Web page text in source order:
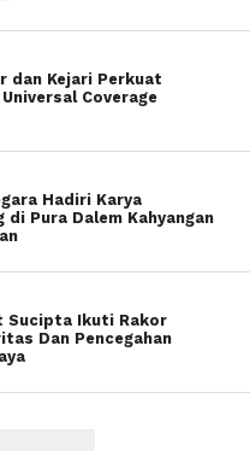
dan Kejari Perkuat
Coverage
Hadiri Karya
di Pura Dalem Kahyangan
Sucipta Ikuti Rakor
Dan Pencegahan